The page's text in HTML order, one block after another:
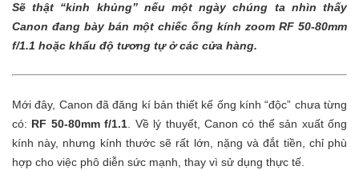
Sẽ thật “kinh khủng” nếu một ngày chúng ta nhìn thấy
Canon đang bày bán một chiếc ống kính zoom RF 50-80mm
f/1.1 hoặc khẩu độ tương tự ở các cửa hàng.
Mới đây, Canon đã đăng kí bản thiết kế ống kính “độc” chưa từng
có: RF 50-80mm f/1.1. Về lý thuyết, Canon có thể sản xuất ống
kính này, nhưng kính thước sẽ rất lớn, nặng và đắt tiền, chỉ phù
hợp cho việc phô diễn sức mạnh, thay vì sử dụng thực tế.